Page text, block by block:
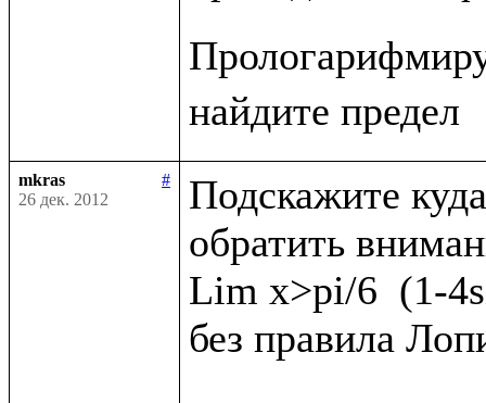
mkras
#
26 дек. 2012
Подскажите
обратить
Lim x>pi/6  (1-
без правила